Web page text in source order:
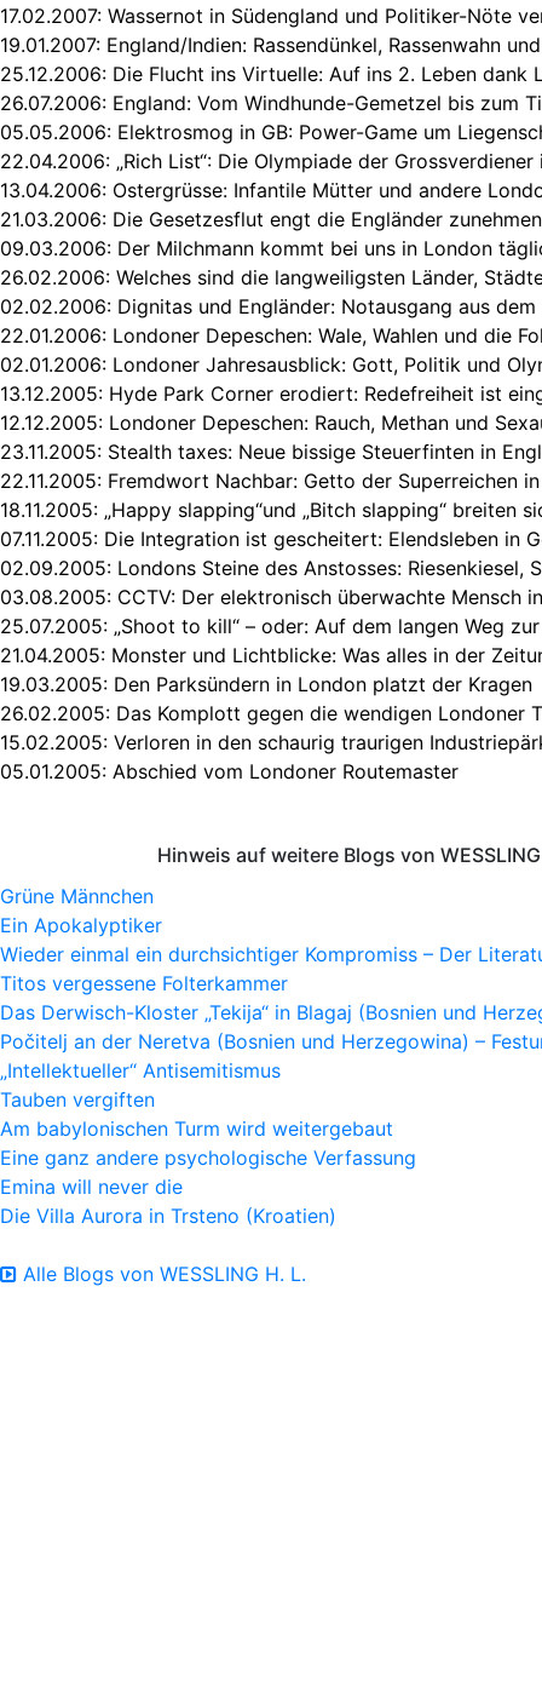
17.02.2007: Wassernot in Südengland und Politiker-Nöte
19.01.2007: England/Indien: Rassendünkel, Rassenwahn
25.12.2006: Die Flucht ins Virtuelle: Auf ins 2. Leben dank
26.07.2006: England: Vom Windhunde-Gemetzel bis zum
05.05.2006: Elektrosmog in GB: Power-Game um
22.04.2006: „Rich List“: Die Olympiade der Grossverdiener
13.04.2006: Ostergrüsse: Infantile Mütter und andere
21.03.2006: Die Gesetzesflut engt die Engländer
09.03.2006: Der Milchmann kommt bei uns in London
26.02.2006: Welches sind die langweiligsten Länder,
02.02.2006: Dignitas und Engländer: Notausgang aus dem
22.01.2006: Londoner Depeschen: Wale, Wahlen und die
02.01.2006: Londoner Jahresausblick: Gott, Politik und
13.12.2005: Hyde Park Corner erodiert: Redefreiheit ist
12.12.2005: Londoner Depeschen: Rauch, Methan und
23.11.2005: Stealth taxes: Neue bissige Steuerfinten in
22.11.2005: Fremdwort Nachbar: Getto der Superreichen
18.11.2005: „Happy slapping“und „Bitch slapping“ breiten
07.11.2005: Die Integration ist gescheitert: Elendsleben in
02.09.2005: Londons Steine des Anstosses: Riesenkiesel,
03.08.2005: CCTV: Der elektronisch überwachte Mensch
25.07.2005: „Shoot to kill“ – oder: Auf dem langen Weg
21.04.2005: Monster und Lichtblicke: Was alles in der
19.03.2005: Den Parksündern in London platzt der Kragen
26.02.2005: Das Komplott gegen die wendigen Londoner
15.02.2005: Verloren in den schaurig traurigen
05.01.2005: Abschied vom Londoner Routemaster
Hinweis auf weitere Blogs von
Grüne Männchen
Ein Apokalyptiker
Wieder einmal ein durchsichtiger Kompromiss – Der
Titos vergessene Folterkammer
Das Derwisch-Kloster „Tekija“ in Blagaj (Bosnien und
Počitelj an der Neretva (Bosnien und Herzegowina) –
„Intellektueller“ Antisemitismus
Tauben vergiften
Am babylonischen Turm wird weitergebaut
Eine ganz andere psychologische Verfassung
Emina will never die
Die Villa Aurora in Trsteno (Kroatien)
Alle Blogs von WESSLING H. L.